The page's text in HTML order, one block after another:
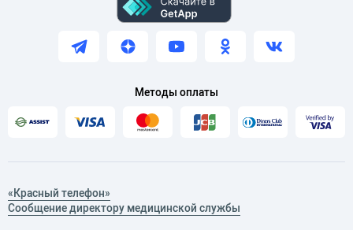
Методы оплаты
«Красный телефон»
Сообщение директору медицинской службы